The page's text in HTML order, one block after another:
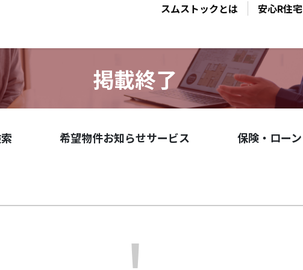
スムストックとは 安心R住宅
掲載終了
希望物件お知らせサービス 保険・ローン